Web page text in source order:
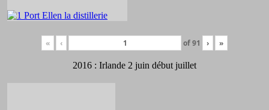
« ‹ of91 › »
2016 : Irlande 2 juin début juillet